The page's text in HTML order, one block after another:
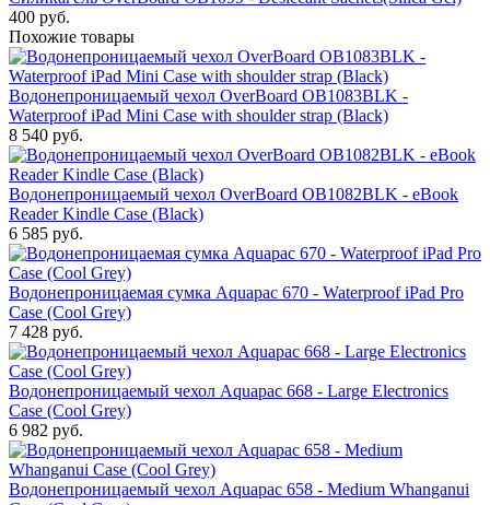
400 руб.
Похожие товары
Водонепроницаемый чехол OverBoard OB1083BLK -
Waterproof iPad Mini Case with shoulder strap (Black)
8 540 руб.
Водонепроницаемый чехол OverBoard OB1082BLK - eBook
Reader Kindle Case (Black)
6 585 руб.
Водонепроницаемая сумка Aquapac 670 - Waterproof iPad Pro
Case (Cool Grey)
7 428 руб.
Водонепроницаемый чехол Aquapac 668 - Large Electronics
Case (Cool Grey)
6 982 руб.
Водонепроницаемый чехол Aquapac 658 - Medium Whanganui